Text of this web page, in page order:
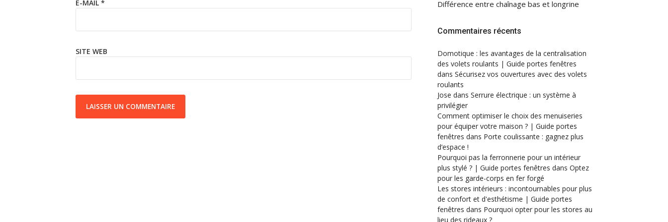
E-MAIL *
SITE WEB
Différence entre chaînage bas et longrine
Commentaires récents
Domotique : les avantages de la centralisation
des volets roulants | Guide portes fenêtres
dans Sécurisez vos ouvertures avec des volets
roulants
Jose dans Serrure électrique : un système à
privilégier
Comment optimiser le choix des menuiseries
pour équiper votre maison ? | Guide portes
fenêtres dans Porte coulissante : gagnez plus
d’espace !
Pourquoi pas la ferronnerie pour un intérieur
plus stylé ? | Guide portes fenêtres dans Optez
pour les garde-corps en fer forgé
Les stores intérieurs : incontournables pour plus
de confort et d'esthétisme | Guide portes
fenêtres dans Pourquoi opter pour les stores au
lieu des rideaux ?